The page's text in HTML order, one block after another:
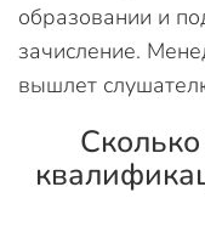
образовании и
зачисление.
вышлет